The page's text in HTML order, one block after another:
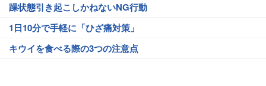
躁状態引き起こしかねないNG行動
1日10分で手軽に「ひざ痛対策」
キウイを食べる際の3つの注意点